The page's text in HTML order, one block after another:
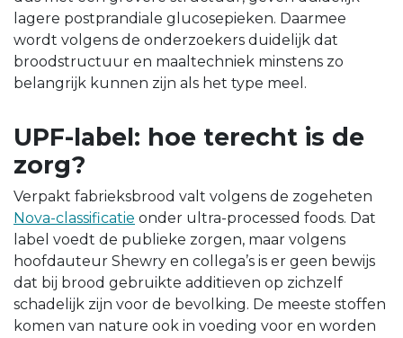
lagere postprandiale glucosepieken. Daarmee
wordt volgens de onderzoekers duidelijk dat
broodstructuur en maaltechniek minstens zo
belangrijk kunnen zijn als het type meel.
UPF-label: hoe terecht is de
zorg?
Verpakt fabrieksbrood valt volgens de zogeheten
Nova-classificatie onder ultra-processed foods. Dat
label voedt de publieke zorgen, maar volgens
hoofdauteur Shewry en collega’s is er geen bewijs
dat bij brood gebruikte additieven op zichzelf
schadelijk zijn voor de bevolking. De meeste stoffen
komen van nature ook in voeding voor en worden